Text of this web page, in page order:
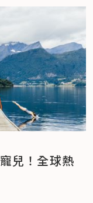
兒！全球熱